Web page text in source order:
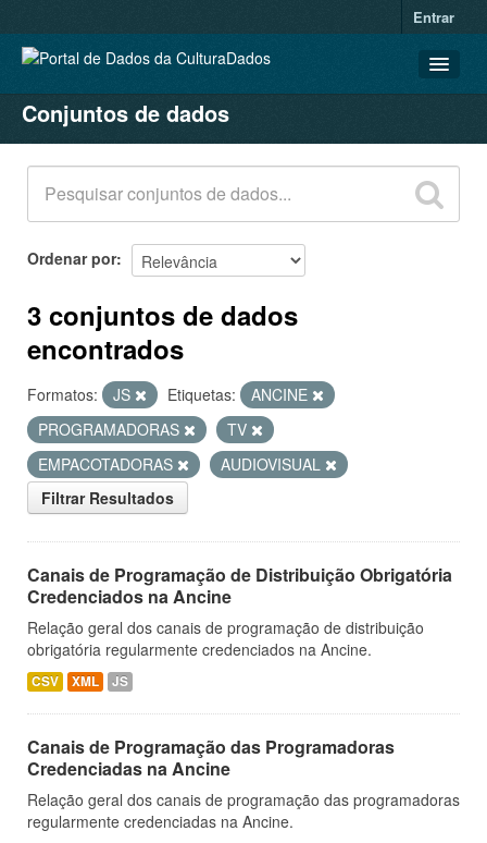
Entrar
CONJUNTOS DE DADOS
ORGANIZAÇÕES
GRUPOS
SOBRE
Conjuntos de dados
Ordenar por
3 conjuntos de dados
encontrados
Formatos: JS Etiquetas:
ANCINE
PROGRAMADORAS
TV
EMPACOTADORAS
AUDIOVISUAL
Filtrar Resultados
Canais de Programação de Distribuição Obrigatória
Credenciados na Ancine
Relação geral dos canais de programação de distribuição
obrigatória regularmente credenciados na Ancine.
CSV XML JS
Canais de Programação das Programadoras
Credenciadas na Ancine
Relação geral dos canais de programação das programadoras
regularmente credenciadas na Ancine.